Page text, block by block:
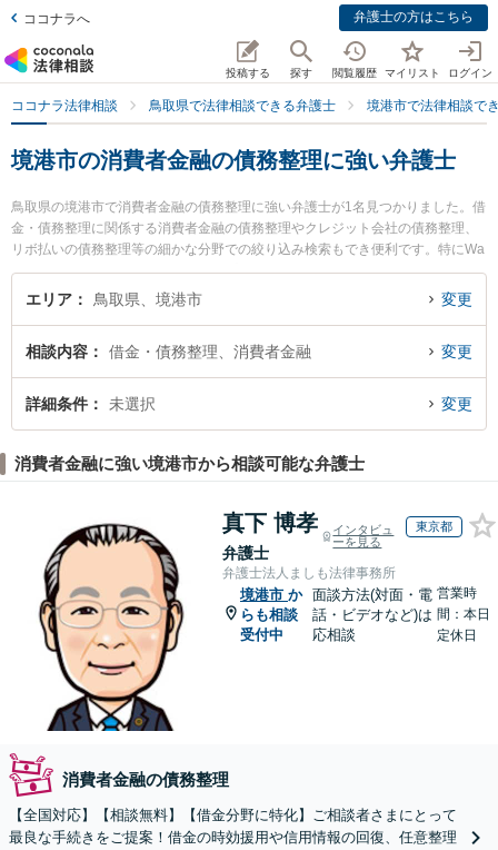
ココナラへ 弁護士の方はこちら
投稿する 探す 閲覧履歴 マイリスト ログイン
ココナラ法律相談 鳥取県で法律相談できる弁護士 境港市で法律相談で
境港市の消費者金融の債務整理に強い弁護士
鳥取県の境港市で消費者金融の債務整理に強い弁護士が1名見つかりました。借
金・債務整理に関係する消費者金融の債務整理やクレジット会社の債務整理、
リボ払いの債務整理等の細かな分野での絞り込み検索もでき便利です。特にWa
Say法律事務所の魚谷 和世弁護士のプロフィール情報や弁護士費用、強みなど
が注目されています。『境港市で土日や夜間に発生した消費者金融の債務整理
の債務整理を法律相談できる境港市内の弁護士に相談予約したい』などでお困
りの相談者さんにおすすめです。
エリア 鳥取県、境港市 変更
相談内容 借金・債務整理、消費者金融 変更
詳細条件 未選択 変更
消費者金融に強い境港市から相談可能な弁護士
真下 博孝
弁護士
インタビュ
ーを見る
東京都
弁護士法人ましも法律事務所
境港市 か
らも相談
受付中
面談方法(対面・電
話・ビデオなど)は
応相談
営業時
間：本日
定休日
消費者金融の債務整理
【全国対応】【相談無料】【借金分野に特化】ご相談者さまにとって
最良な手続きをご提案！借金の時効援用や信用情報の回復、任意整理